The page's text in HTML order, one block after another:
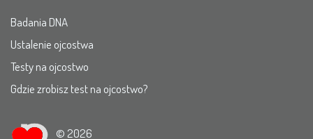
Badania DNA
Ustalenie ojcostwa
Testy na ojcostwo
Gdzie zrobisz test na ojcostwo?
© 2026